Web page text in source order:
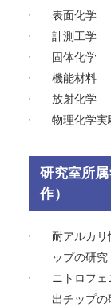
表面化学
計測工学
固体化学
機能材料
放射化学
物理化学実
研究室所
作）
耐アルカリ
ップの研究
ニトロフ
出チップの